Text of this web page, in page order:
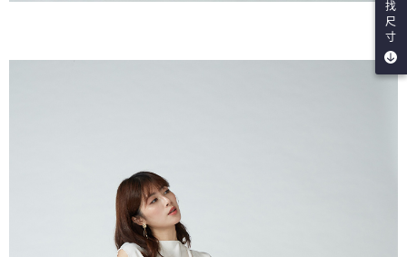
找
尺
寸